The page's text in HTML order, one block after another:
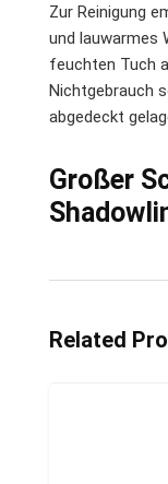
Zur Reinigung
und lauwarmes
feuchten Tuch
Nichtgebrauch
abgedeckt
Großer
Related